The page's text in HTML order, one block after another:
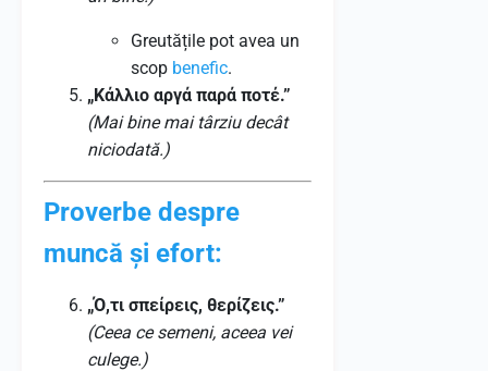
Greutățile pot avea un
scop benefic.
„Κάλλιο αργά παρά ποτέ.”
(Mai bine mai târziu decât
niciodată.)
Proverbe despre
muncă și efort:
„Ό,τι σπείρεις, θερίζεις.”
(Ceea ce semeni, aceea vei
culege.)